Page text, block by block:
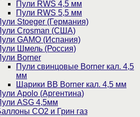
Пули RWS 4,5 мм
Пули RWS 5,5 мм
Stoeger (Германия)
Crosman (США)
GAMO (Испания)
Шмель (Россия)
Borner
Пули свинцовые Borner кал. 4,5
мм
Шарики BB Borner кал. 4,5 мм
Apolo (Аргентина)
ASG 4,5мм
CO2 и Грин газ